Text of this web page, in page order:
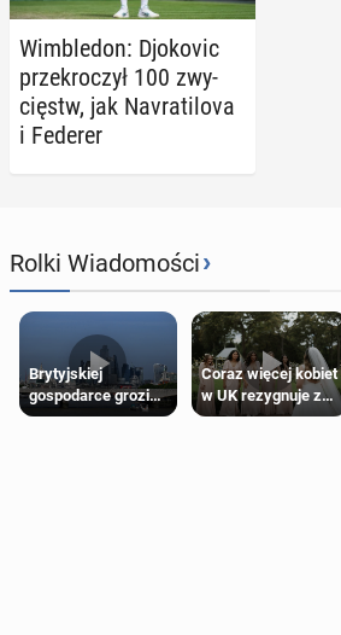
Wim­ble­don: Djo­ko­vic
prze­kro­czył 100 zwy­
cięstw, jak Na­vra­ti­lo­va
i Federer
Rolki Wiadomości›
Brytyjskiej
gospodarce grozi
recesja, jeśli
Coraz więcej kobiet
w UK rezygnuje z
roli druhny na